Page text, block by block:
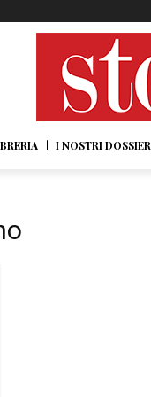
I NOSTRI DOSSIER